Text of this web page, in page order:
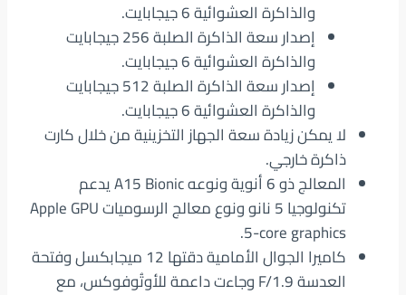
والذاكرة العشوائية 6 جيجابايت.
إصدار سعة الذاكرة الصلبة 256 جيجابايت
والذاكرة العشوائية 6 جيجابايت.
إصدار سعة الذاكرة الصلبة 512 جيجابايت
والذاكرة العشوائية 6 جيجابايت.
لا يمكن زيادة سعة الجهاز التخزينية من خلال كارت
ذاكرة خارجي.
المعالج ذو 6 أنوية ونوعه A15 Bionic يدعم
تكنولوجيا 5 نانو ونوع معالج الرسوميات Apple GPU
5-core graphics.
كاميرا الجوال الأمامية دقتها 12 ميجابكسل وفتحة
العدسة F/1.9 وجاءت داعمة للأوتُوفوكس، مع